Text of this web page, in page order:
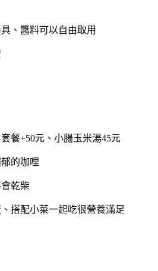
、醬料可以自由取用
餐+50元、小腸玉米湯45元
的咖哩
乾柴
搭配小菜一起吃很營養滿足